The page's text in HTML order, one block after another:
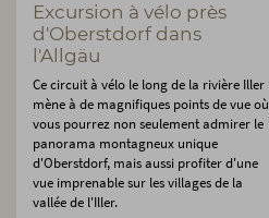
Excursion à vélo près
d'Oberstdorf dans
l'Allgäu
Ce circuit à vélo le long de la rivière Iller
mène à de magnifiques points de vue où
vous pourrez non seulement admirer le
panorama montagneux unique
d'Oberstdorf, mais aussi profiter d'une
vue imprenable sur les villages de la
vallée de l'Iller.